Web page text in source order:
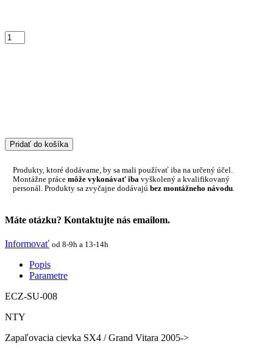
Pridať do košíka
Produkty, ktoré dodávame, by sa mali používať iba na určený účel.
Montážne práce môže vykonávať iba vyškolený a kvalifikovaný
personál. Produkty sa zvyčajne dodávajú bez montážneho návodu.
Máte otázku? Kontaktujte nás emailom.
Informovať od 8-9h a 13-14h
Popis
Parametre
ECZ-SU-008
NTY
Zapaľovacia cievka SX4 / Grand Vitara 2005->